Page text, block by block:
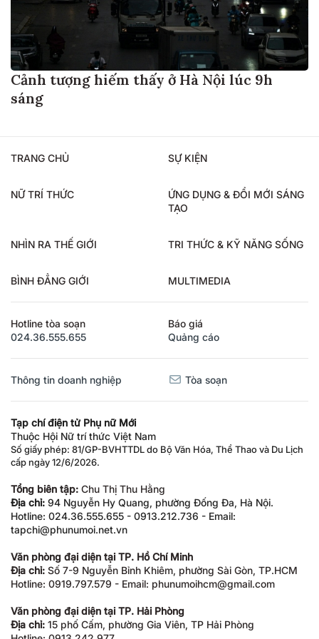
Cảnh tượng hiếm thấy ở Hà Nội lúc 9h
sáng
TRANG CHỦ SỰ KIỆN
NỮ TRÍ THỨC
ỨNG DỤNG & ĐỔI MỚI SÁNG
TẠO
NHÌN RA THẾ GIỚI TRI THỨC & KỸ NĂNG SỐNG
BÌNH ĐẲNG GIỚI MULTIMEDIA
Hotline tòa soạn
024.36.555.655
Báo giá
Quảng cáo
Thông tin doanh nghiệp Tòa soạn
Tạp chí điện tử Phụ nữ Mới
Thuộc Hội Nữ trí thức Việt Nam
Số giấy phép: 81/GP-BVHTTDL do Bộ Văn Hóa, Thể Thao và Du Lịch
cấp ngày 12/6/2026.
Tổng biên tập: Chu Thị Thu Hằng
Địa chỉ: 94 Nguyễn Hy Quang, phường Đống Đa, Hà Nội.
Hotline: 024.36.555.655 - 0913.212.736 - Email:
tapchi@phunumoi.net.vn
Văn phòng đại diện tại TP. Hồ Chí Minh
Địa chỉ: Số 7-9 Nguyễn Bỉnh Khiêm, phường Sài Gòn, TP.HCM
Hotline: 0919.797.579 - Email: phunumoihcm@gmail.com
Văn phòng đại diện tại TP. Hải Phòng
Địa chỉ: 15 phố Cấm, phường Gia Viên, TP Hải Phòng